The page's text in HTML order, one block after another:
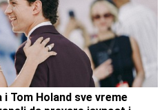
i Tom Holand sve vreme